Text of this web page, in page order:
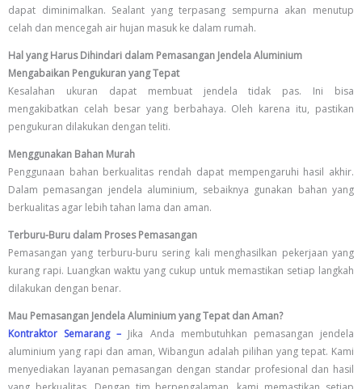
dapat diminimalkan. Sealant yang terpasang sempurna akan menutup
celah dan mencegah air hujan masuk ke dalam rumah.
Hal yang Harus Dihindari dalam Pemasangan Jendela Aluminium
Mengabaikan Pengukuran yang Tepat
Kesalahan ukuran dapat membuat jendela tidak pas. Ini bisa
mengakibatkan celah besar yang berbahaya. Oleh karena itu, pastikan
pengukuran dilakukan dengan teliti.
Menggunakan Bahan Murah
Penggunaan bahan berkualitas rendah dapat mempengaruhi hasil akhir.
Dalam pemasangan jendela aluminium, sebaiknya gunakan bahan yang
berkualitas agar lebih tahan lama dan aman.
Terburu-Buru dalam Proses Pemasangan
Pemasangan yang terburu-buru sering kali menghasilkan pekerjaan yang
kurang rapi. Luangkan waktu yang cukup untuk memastikan setiap langkah
dilakukan dengan benar.
Mau Pemasangan Jendela Aluminium yang Tepat dan Aman?
Kontraktor Semarang – Jika Anda membutuhkan pemasangan jendela
aluminium yang rapi dan aman, Wibangun adalah pilihan yang tepat. Kami
menyediakan layanan pemasangan dengan standar profesional dan hasil